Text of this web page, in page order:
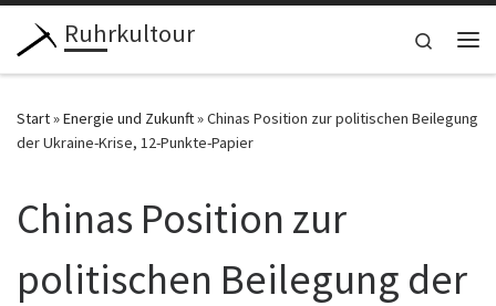
Zum Inhalt springen
Ruhrkultour
Search
Start»Energie und Zukunft»Chinas Position zur politischen Beilegung
der Ukraine-Krise, 12-Punkte-Papier
Chinas Position zur
politischen Beilegung der